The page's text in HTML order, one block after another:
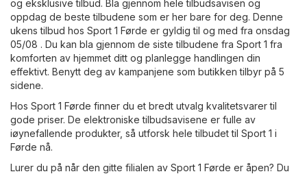
og eksklusive tilbud. Bla gjennom hele tilbudsavisen og
oppdag de beste tilbudene som er her bare for deg. Denne
ukens tilbud hos Sport 1 Førde er gyldig til og med fra onsdag
05/08 . Du kan bla gjennom de siste tilbudene fra Sport 1 fra
komforten av hjemmet ditt og planlegge handlingen din
effektivt. Benytt deg av kampanjene som butikken tilbyr på 5
sidene.
Hos Sport 1 Førde finner du et bredt utvalg kvalitetsvarer til
gode priser. De elektroniske tilbudsavisene er fulle av
iøynefallende produkter, så utforsk hele tilbudet til Sport 1 i
Førde nå.
Lurer du på når den gitte filialen av Sport 1 Førde er åpen? Du